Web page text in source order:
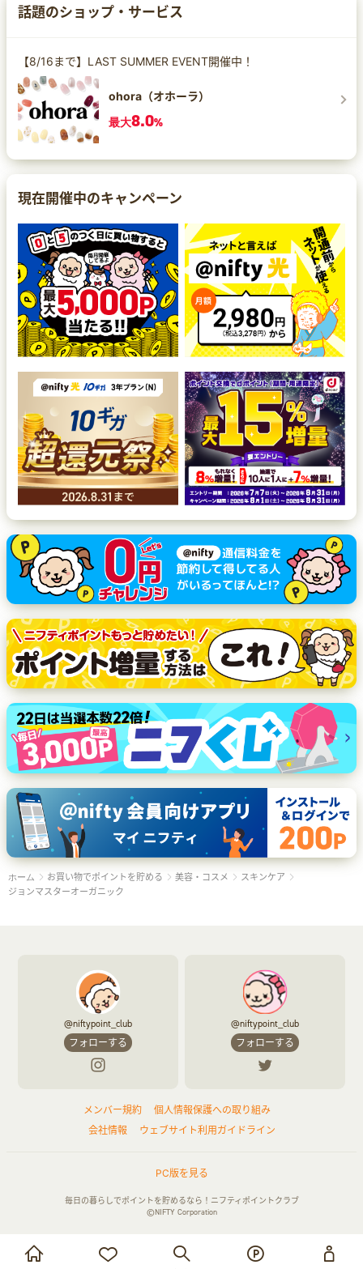
お買い物・サービス利用で貯める
話題のショップ・サービス
【8/16まで】LAST SUMMER EVENT開催中！
ohora（オホーラ）
最大8.0%
現在開催中のキャンペーン
ホーム お買い物でポイントを貯める 美容・コスメ
スキンケア
ジョンマスターオーガニック
@niftypoint_club
フォローする
@niftypoint_club
フォローする
メンバー規約
個人情報保護への取り組み
会社情報
ウェブサイト利用ガイドライン
PC版を見る
毎日の暮らしでポイントを貯めるなら！ニフティポイントクラブ
©NIFTY Corporation